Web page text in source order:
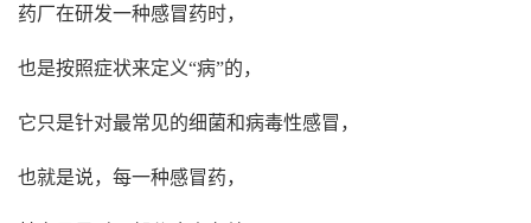
药厂在研发一种感冒药时，
也是按照症状来定义“病”的，
它只是针对最常见的细菌和病毒性感冒，
也就是说，每一种感冒药，